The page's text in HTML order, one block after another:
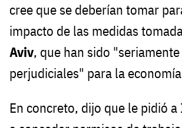
cree que se deberían tomar
impacto de las medidas
Aviv, que han sido "seriamente
perjudiciales" para la
En concreto, dijo que le pidió